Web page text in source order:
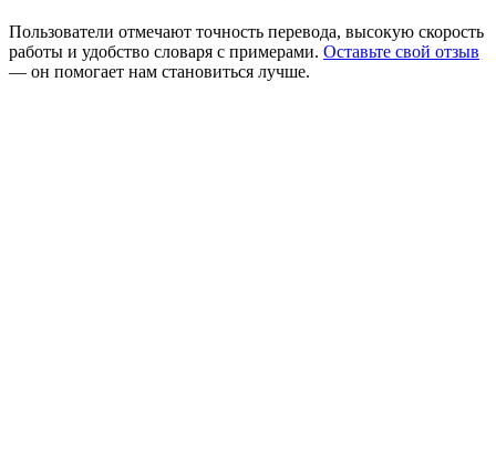
Пользователи отмечают точность перевода, высокую скорость
работы и удобство словаря с примерами. Оставьте свой отзыв
— он помогает нам становиться лучше.